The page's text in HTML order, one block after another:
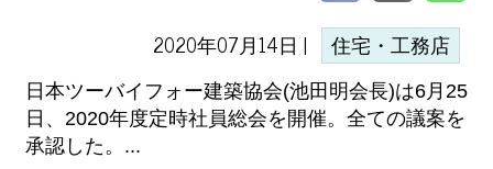
2020年07月14日 | 住宅・工務店
日本ツーバイフォー建築協会(池田明会長)は6月25
日、2020年度定時社員総会を開催。全ての議案を
承認した。...